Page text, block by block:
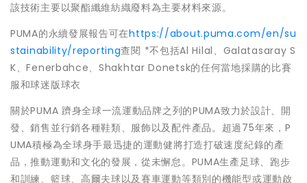
該技術主要以聚酯纖維紡織廢料為主要材料來源。
PUMA的永續發展報告可在https://about.puma.com/en/su
stainability/reporting查閱 *不包括Al Hilal、Galatasaray S
K、Fenerbahce、Shakhtar Donetsk的任何當地採購的比賽
服和球迷版球衣
關於PUMA 躋身全球一流運動品牌之列的PUMA致力於設計、開
發、銷售並行銷各種鞋類、服飾以及配件產品。超過75年來，P
UMA積極為全球身手最迅捷的運動健將打造打破速度紀錄的產
品，推動運動和文化的發展，從未懈怠。PUMA生產足球、跑步
和訓練、籃球、高爾夫球以及賽車運動等類別的機能型或運動啟